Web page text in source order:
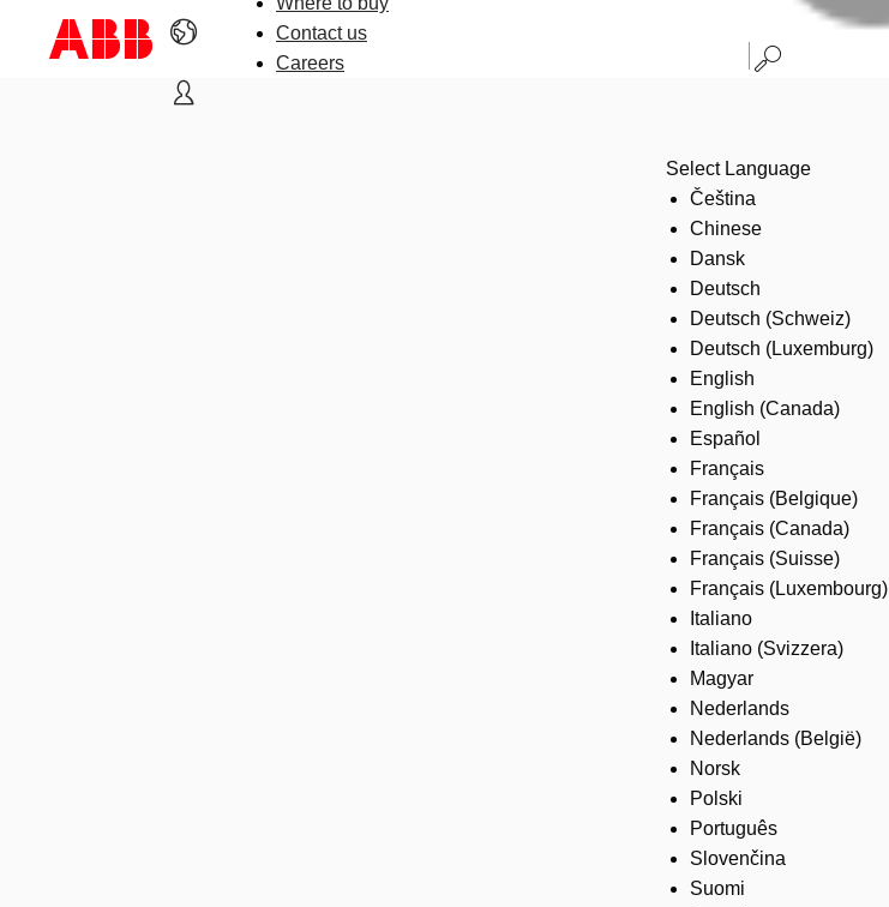
Contact us
Careers
Select Language
Čeština
Chinese
Dansk
Deutsch
Deutsch (Schweiz)
Deutsch (Luxemburg)
English
English (Canada)
Español
Français
Français (Belgique)
Français (Canada)
Français (Suisse)
Français (Luxembourg)
Italiano
Italiano (Svizzera)
Magyar
Nederlands
Nederlands (België)
Norsk
Polski
Português
Slovenčina
Suomi